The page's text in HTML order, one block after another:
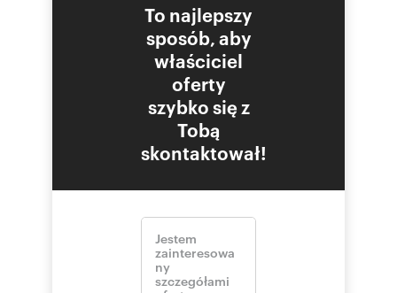
To najlepszy
sposób, aby
właściciel
oferty
szybko się z
Tobą
skontaktował!